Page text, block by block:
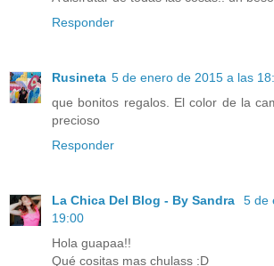
Responder
Rusineta 5 de enero de 2015 a las
que bonitos regalos. El color de la
precioso
Responder
La Chica Del Blog - By Sandra
5 de
19:00
Hola guapaa!!
Qué cositas mas chulass :D